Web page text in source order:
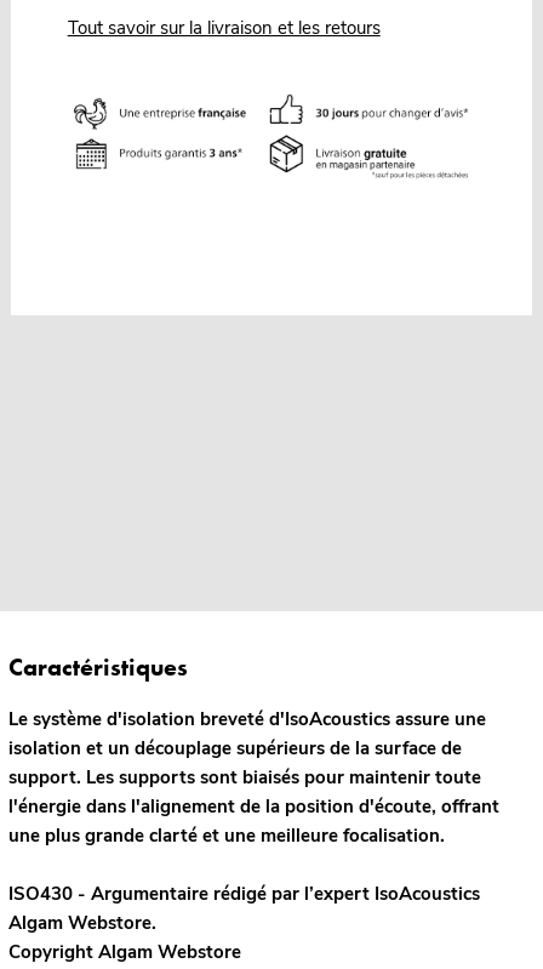
Tout savoir sur la livraison et les retours
Caractéristiques
Le système d'isolation breveté d'IsoAcoustics assure une
isolation et un découplage supérieurs de la surface de
support. Les supports sont biaisés pour maintenir toute
l'énergie dans l'alignement de la position d'écoute, offrant
une plus grande clarté et une meilleure focalisation.
ISO430 - Argumentaire rédigé par l’expert IsoAcoustics
Algam Webstore.
Copyright Algam Webstore